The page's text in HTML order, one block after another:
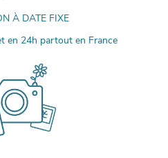
À DATE FIXE
en 24h partout en France